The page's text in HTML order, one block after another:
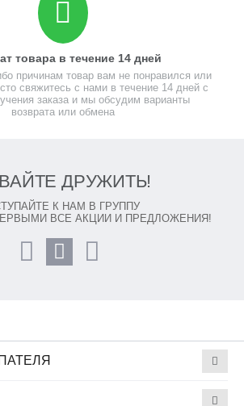
товара в течение 14 дней
причинам товар вам не понравился или
свяжитесь с нами в течение 14 дней с
заказа и мы обсудим варианты
возврата или обмена
ДРУЖИТЬ!
К НАМ В ГРУППУ
ВСЕ АКЦИИ И ПРЕДЛОЖЕНИЯ!